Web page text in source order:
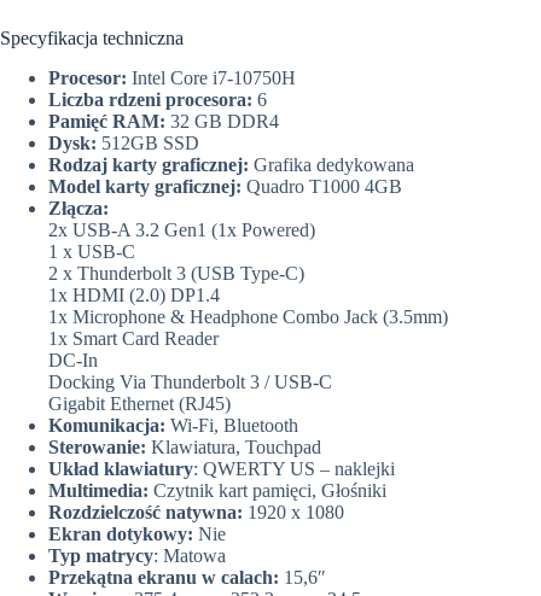
Specyfikacja techniczna
Procesor: Intel Core i7-10750H
Liczba rdzeni procesora: 6
Pamięć RAM: 32 GB DDR4
Dysk: 512GB SSD
Rodzaj karty graficznej: Grafika dedykowana
Model karty graficznej: Quadro T1000 4GB
Złącza:
2x USB-A 3.2 Gen1 (1x Powered)
1 x USB-C
2 x Thunderbolt 3 (USB Type-C)
1x HDMI (2.0) DP1.4
1x Microphone & Headphone Combo Jack (3.5mm)
1x Smart Card Reader
DC-In
Docking Via Thunderbolt 3 / USB-C
Gigabit Ethernet (RJ45)
Komunikacja: Wi-Fi, Bluetooth
Sterowanie: Klawiatura, Touchpad
Układ klawiatury: QWERTY US – naklejki
Multimedia: Czytnik kart pamięci, Głośniki
Rozdzielczość natywna: 1920 x 1080
Ekran dotykowy: Nie
Typ matrycy: Matowa
Przekątna ekranu w calach: 15,6″